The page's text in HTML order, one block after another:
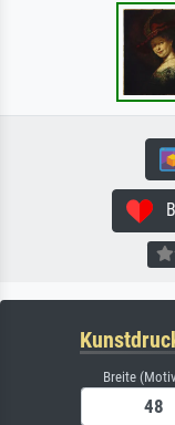
Breite